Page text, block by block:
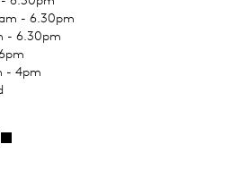
- 6.30pm
- 6.30pm
- 4pm